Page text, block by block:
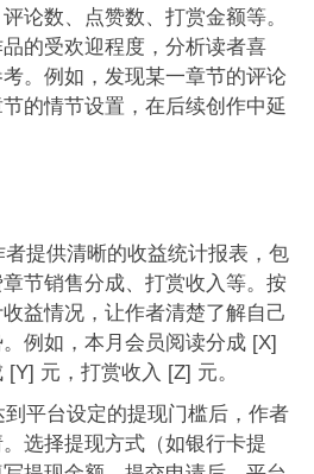
论数、点赞数、打赏金额等。
的受欢迎程度，分析读者喜
。例如，发现某一章节的评论
的情节设置，在后续创作中延
提供清晰的收益统计报表，包
节销售分成、打赏收入等。按
益情况，让作者清楚了解自己
例如，本月会员阅读分成 [X]
元，打赏收入 [Z] 元。
平台设定的提现门槛后，作者
选择提现方式（如银行卡提